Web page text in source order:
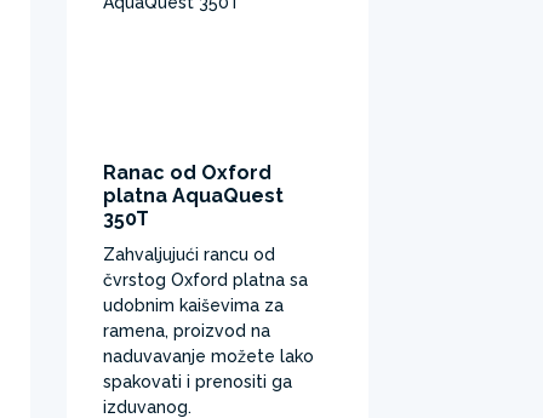
Ranac od Oxford
platna AquaQuest
350T
Zahvaljujući rancu od
čvrstog Oxford platna sa
udobnim kaiševima za
ramena, proizvod na
naduvavanje možete lako
spakovati i prenositi ga
izduvanog.